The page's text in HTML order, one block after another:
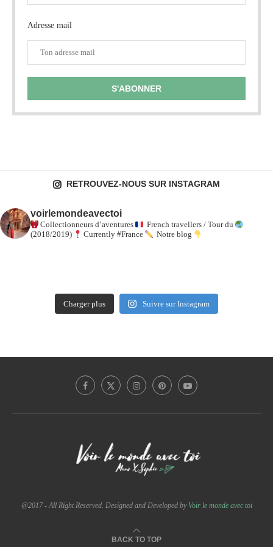
Adresse mail
RETROUVEZ-NOUS SUR INSTAGRAM
voirlemondeavectoi
Collectionneurs d’aventures
French travellers / Tour du
(2018/2019)
Currently #France Notre blog
Charger plus Suivre sur Instagram
@2017 - All Right Reserved. Designed and Developed by Voir le monde avec toi
BACK TO TOP